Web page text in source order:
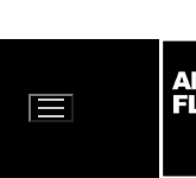
para
conteúdo